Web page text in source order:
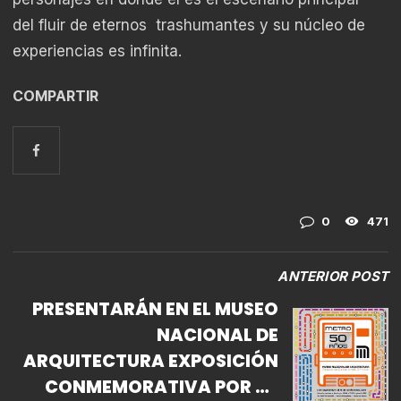
del fluir de eternos trashumantes y su núcleo de
experiencias es infinita.
COMPARTIR
0 471
ANTERIOR POST
PRESENTARÁN EN EL MUSEO
NACIONAL DE
ARQUITECTURA EXPOSICIÓN
CONMEMORATIVA POR 50